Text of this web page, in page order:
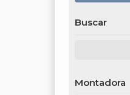
Buscar
Montadora